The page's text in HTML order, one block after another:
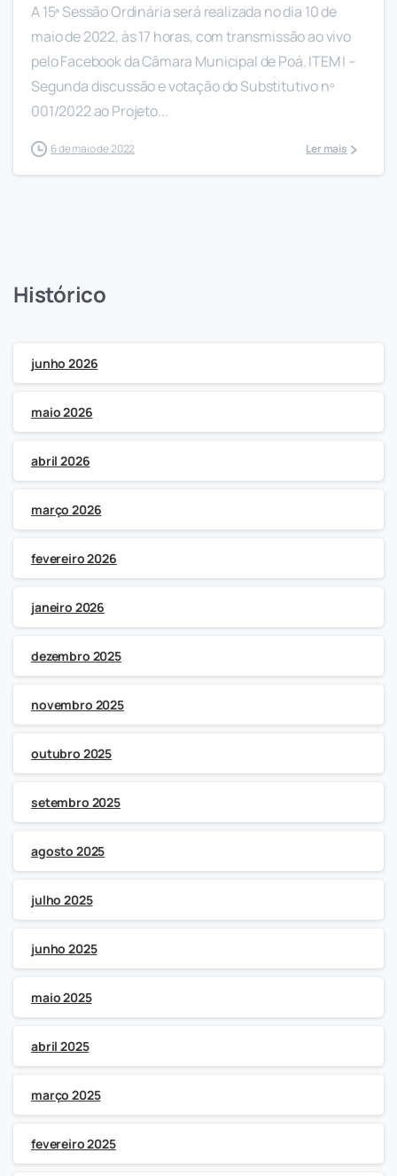
A 15ª Sessão Ordinária será realizada no dia 10 de
maio de 2022, às 17 horas, com transmissão ao vivo
pelo Facebook da Câmara Municipal de Poá. ITEM I –
Segunda discussão e votação do Substitutivo nº
001/2022 ao Projeto...
6 de maio de 2022 Ler mais
Histórico
junho 2026
maio 2026
abril 2026
março 2026
fevereiro 2026
janeiro 2026
dezembro 2025
novembro 2025
outubro 2025
setembro 2025
agosto 2025
julho 2025
junho 2025
maio 2025
abril 2025
março 2025
fevereiro 2025